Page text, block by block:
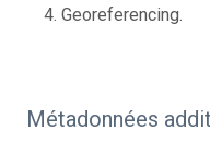
Georeferencing.
Métadonnées